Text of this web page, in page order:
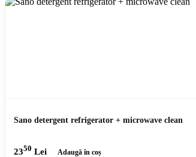
Sano detergent refrigerator + microwave clean
2350 Lei Adaugă în coș